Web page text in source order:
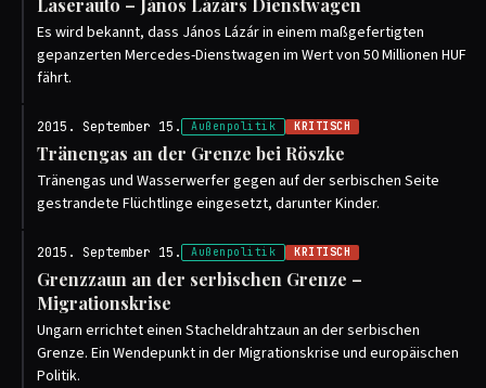
Laserauto – János Lázárs Dienstwagen
Es wird bekannt, dass János Lázár in einem maßgefertigten
gepanzerten Mercedes-Dienstwagen im Wert von 50 Millionen HUF
fährt.
2015. September 15. Außenpolitik KRITISCH
Tränengas an der Grenze bei Röszke
Tränengas und Wasserwerfer gegen auf der serbischen Seite
gestrandete Flüchtlinge eingesetzt, darunter Kinder.
2015. September 15. Außenpolitik KRITISCH
Grenzzaun an der serbischen Grenze –
Migrationskrise
Ungarn errichtet einen Stacheldrahtzaun an der serbischen
Grenze. Ein Wendepunkt in der Migrationskrise und europäischen
Politik.